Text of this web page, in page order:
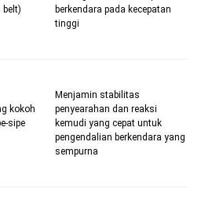
berkendara pada kecepatan
tinggi
kokoh
sipe
Menjamin stabilitas
penyearahan dan reaksi
kemudi yang cepat untuk
pengendalian berkendara yang
sempurna